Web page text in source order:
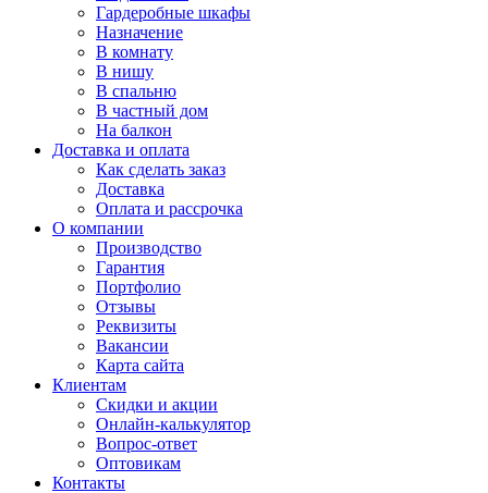
Гардеробные шкафы
Назначение
В комнату
В нишу
В спальню
В частный дом
На балкон
Доставка и оплата
Как сделать заказ
Доставка
Оплата и рассрочка
О компании
Производство
Гарантия
Портфолио
Отзывы
Реквизиты
Вакансии
Карта сайта
Клиентам
Скидки и акции
Онлайн-калькулятор
Вопрос-ответ
Оптовикам
Контакты